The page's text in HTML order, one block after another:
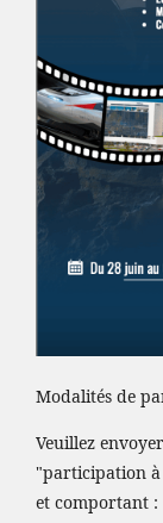
Modalités de
Veuillez
"participation à
et comportant :